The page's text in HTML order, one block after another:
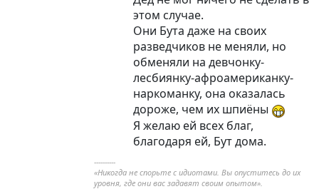
этом случае.
Они Бута даже на своих
разведчиков не меняли, но
обменяли на девчонку-
лесбиянку-афроамериканку-
наркоманку, она оказалась
дороже, чем их шпиёны
Я желаю ей всех благ,
благодаря ей, Бут дома.
----------
«Никогда не спорьте с идиотами. Вы опуститесь до их
уровня, где они вас задавят своим опытом».